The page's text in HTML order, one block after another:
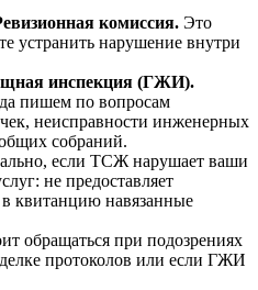
комиссия. Это
устранить нарушение внутри
инспекция (ГЖИ).
пишем по вопросам
неисправности инженерных
собраний.
если ТСЖ нарушает ваши
не предоставляет
квитанцию навязанные
обращаться при подозрениях
протоколов или если ГЖИ